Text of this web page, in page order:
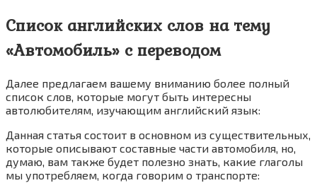
Список английских слов на тему
«Автомобиль» с переводом
Далее предлагаем вашему вниманию более полный
список слов, которые могут быть интересны
автолюбителям, изучающим английский язык:
Данная статья состоит в основном из существительных,
которые описывают составные части автомобиля, но,
думаю, вам также будет полезно знать, какие глаголы
мы употребляем, когда говорим о транспорте: